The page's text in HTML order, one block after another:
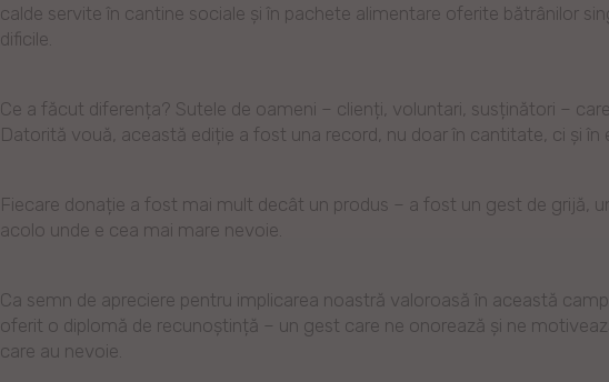
calde servite în cantine sociale și în pachete alimentare oferite bătrânilor
dificile.
Ce a făcut diferența? Sutele de oameni – clienți, voluntari, susținători –
Datorită vouă, această ediție a fost una record, nu doar în cantitate, ci și în
Fiecare donație a fost mai mult decât un produs – a fost un gest de grijă,
acolo unde e cea mai mare nevoie.
Ca semn de apreciere pentru implicarea noastră valoroasă în această
oferit o diplomă de recunoștință – un gest care ne onorează și ne
care au nevoie.